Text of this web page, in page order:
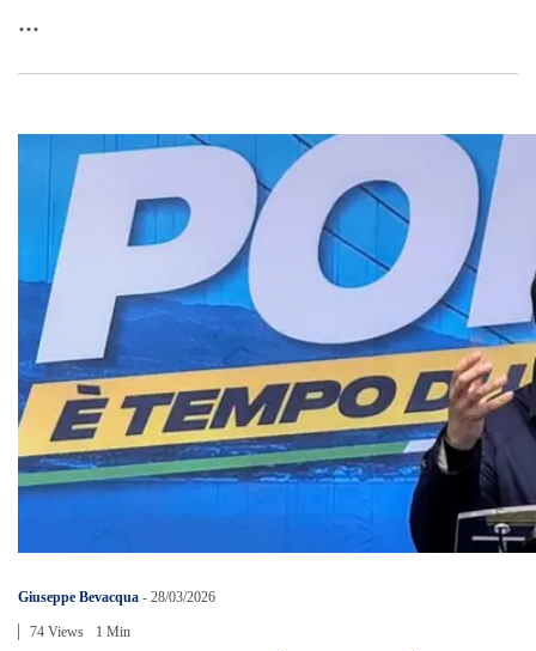
...
Giuseppe Bevacqua - 28/03/2026
74 Views 1 Min